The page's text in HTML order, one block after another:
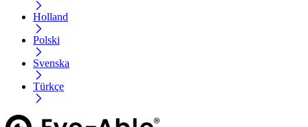
Holland
Polski
Svenska
Türkçe